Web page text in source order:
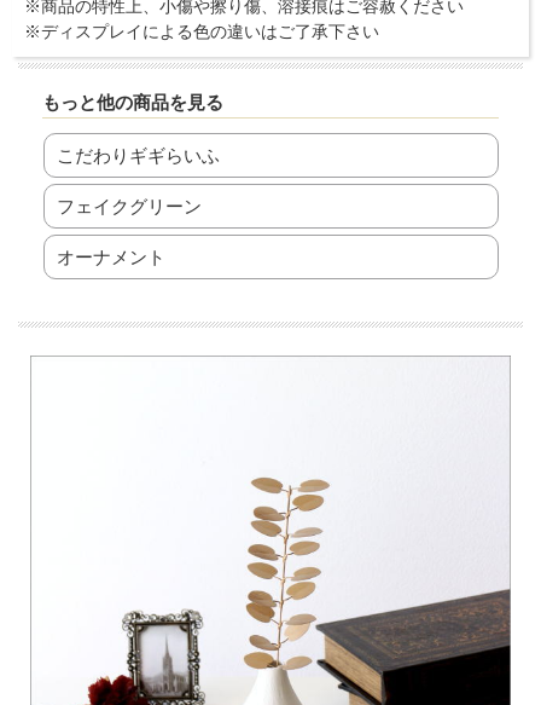
※商品の特性上、小傷や擦り傷、溶接痕はご容赦ください
※ディスプレイによる色の違いはご了承下さい
もっと他の商品を見る
こだわりギギらいふ
フェイクグリーン
オーナメント